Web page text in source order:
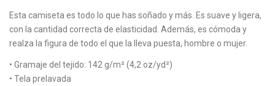
Esta camiseta es todo lo que has soñado y más. Es suave y ligera,
con la cantidad correcta de elasticidad. Además, es cómoda y
realza la figura de todo el que la lleva puesta, hombre o mujer.
• Gramaje del tejido: 142 g/m² (4,2 oz/yd²)
• Tela prelavada